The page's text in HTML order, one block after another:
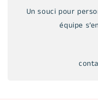
Un souci pour
équipe